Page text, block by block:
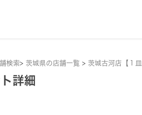
検索> 茨城県の店舗一覧 > 茨城古河店【１
詳細